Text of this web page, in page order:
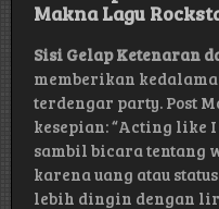
Makna Lagu
Sisi Gelap Ketenaran
memberikan
terdengar party. Post
kesepian: “Acting like I
sambil bicara tentang
karena uang atau
lebih dingin dengan